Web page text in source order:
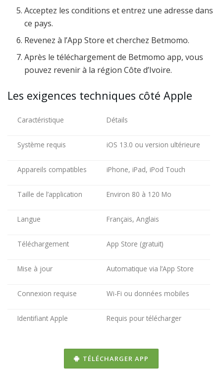
Acceptez les conditions et entrez une adresse dans
ce pays.
Revenez à l’App Store et cherchez Betmomo.
Après le téléchargement de Betmomo app, vous
pouvez revenir à la région Côte d’Ivoire.
Les exigences techniques côté Apple
Caractéristique Détails
Système requis iOS 13.0 ou version ultérieure
Appareils compatibles iPhone, iPad, iPod Touch
Taille de l’application Environ 80 à 120 Mo
Langue Français, Anglais
Téléchargement App Store (gratuit)
Mise à jour Automatique via l’App Store
Connexion requise Wi-Fi ou données mobiles
Identifiant Apple Requis pour télécharger
TÉLÉCHARGER APP